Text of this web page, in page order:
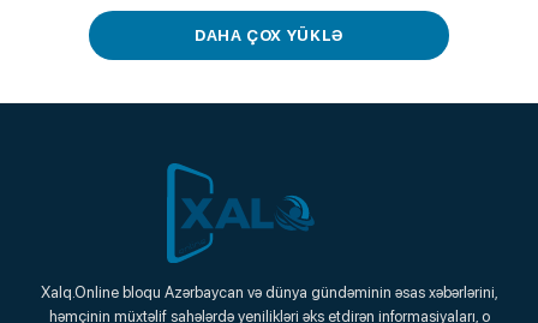
DAHA ÇOX YÜKLƏ
Xalq.Online
Xalq.Online bloqu Azərbaycan və dünya gündəminin əsas xəbərlərini,
həmçinin müxtəlif sahələrdə yenilikləri əks etdirən informasiyaları, o